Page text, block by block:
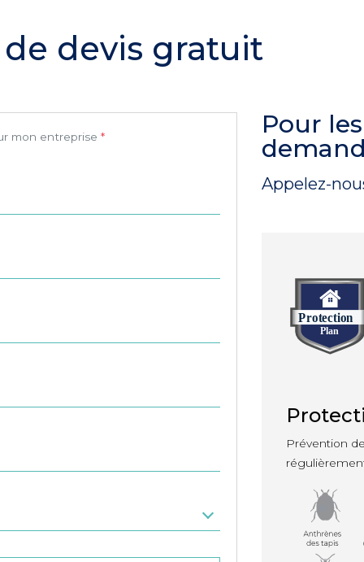
devis gratuit
mon entreprise
Pour
Appelez-
Prévention